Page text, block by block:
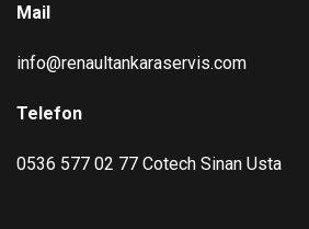
Mail
info@renaultankaraservis.com
Telefon
0536 577 02 77 Cotech Sinan Usta